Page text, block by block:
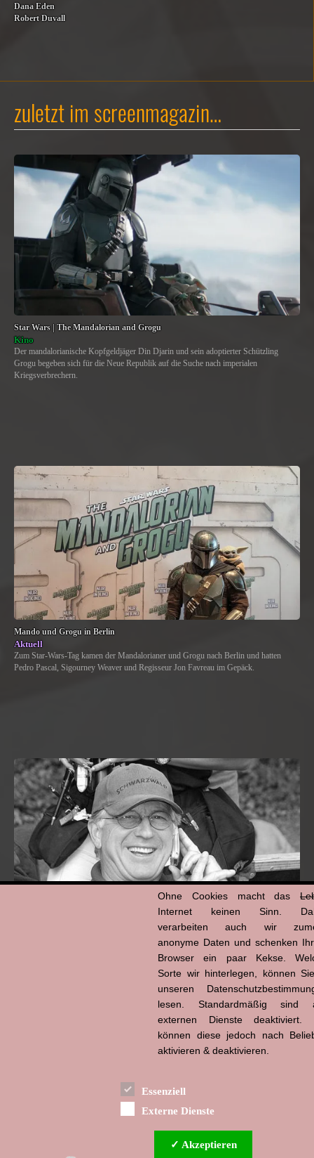
Dana Eden
Robert Duvall
zuletzt im screenmagazin…
Star Wars | The Mandalorian and Grogu
Kino
Der mandalorianische Kopfgeldjäger Din Djarin und sein adoptierter Schützling
Grogu begeben sich für die Neue Republik auf die Suche nach imperialen
Kriegsverbrechern.
Mando und Grogu in Berlin
Aktuell
Zum Star-Wars-Tag kamen der Mandalorianer und Grogu nach Berlin und hatten
Pedro Pascal, Sigourney Weaver und Regisseur Jon Favreau im Gepäck.
Ohne Cookies macht das
Internet keinen Sinn.
verarbeiten auch wir
anonyme Daten und schenken
Browser ein paar Kekse.
Sorte wir hinterlegen, können
unseren
lesen. Standardmäßig sind
externen Dienste deaktiviert.
können diese jedoch nach
aktivieren & deaktivieren.
Essenziell
Externe Dienste
✓ Akzeptieren